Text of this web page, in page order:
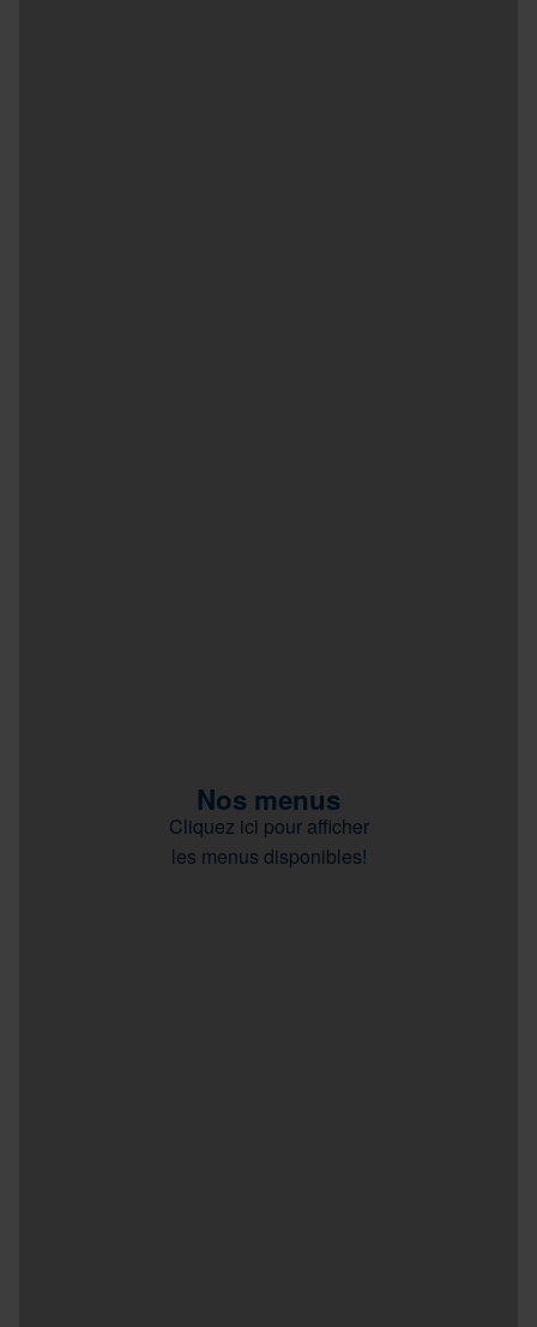
Nos menus
Cliquez ici pour afficher
les menus disponibles!